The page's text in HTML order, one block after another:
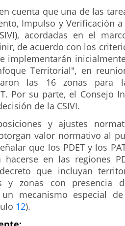
cuenta que una de las
Impulso y Verificación
acordadas en el
de acuerdo con los
implementarán
Territorial", en
las 16 zonas para
Por su parte, el Consejo
de la CSIVI.
y ajustes
valor normativo al
que los PDET y los
hacerse en las regiones
que incluyan
y zonas con presencia
mecanismo especial
12).